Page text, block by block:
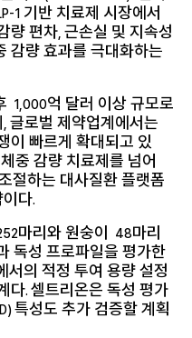
1 기반 치료제 시장에서
량 편차 근손실 및 지속성
감량 효과를 극대화하는
1,000억 달러 이상 규모로
글로벌 제약업계에서는
이 빠르게 확대되고 있
중 감량 치료제를 넘어
절하는 대사질환 플랫폼
이다.
마리와 원숭이 48마리
독성 프로파일을 평가한
서의 적정 투여 용량 설정
다. 셀트리온은 독성 평가
특성도 추가 검증할 계획